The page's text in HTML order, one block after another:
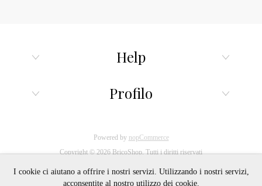
Help
Profilo
Powered by nopCommerce
Copyright © 2026 BricoShop. Tutti i diritti riservati
I cookie ci aiutano a offrire i nostri servizi. Utilizzando i nostri servizi,
acconsentite al nostro utilizzo dei cookie.